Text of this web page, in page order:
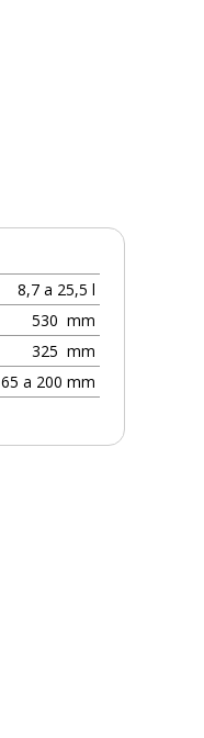
8,7 a 25,5 l
530 mm
325 mm
65 a 200 mm